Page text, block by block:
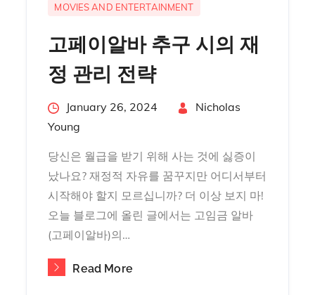
MOVIES AND ENTERTAINMENT
고페이알바 추구 시의 재
정 관리 전략
Posted
on
January 26, 2024
Nicholas
Young
당신은 월급을 받기 위해 사는 것에 싫증이
났나요? 재정적 자유를 꿈꾸지만 어디서부터
시작해야 할지 모르십니까? 더 이상 보지 마!
오늘 블로그에 올린 글에서는 고임금 알바
(고페이알바)의…
Read More